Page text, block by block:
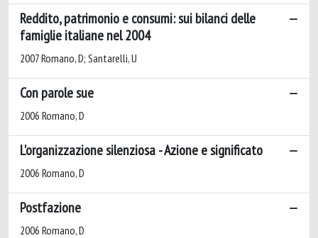
Reddito, patrimonio e consumi: sui bilanci delle
famiglie italiane nel 2004
2007 Romano, D; Santarelli, U
Con parole sue
2006 Romano, D
L'organizzazione silenziosa - Azione e significato
2006 Romano, D
Postfazione
2006 Romano, D